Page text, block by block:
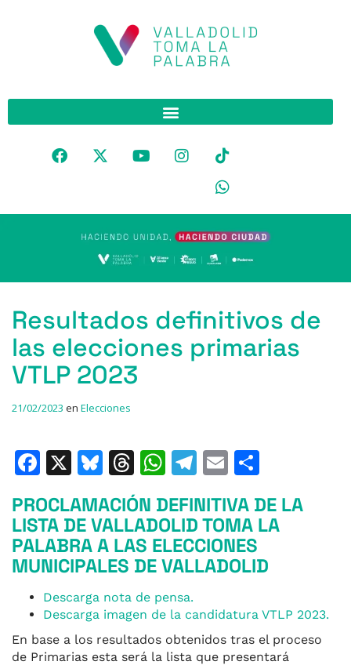
Resultados definitivos de
las elecciones primarias
VTLP 2023
21/02/2023 en Elecciones
F
c
e
b
o
o
k
X
Bl
e
s
k
y
T
h
re
a
d
s
W
at
s
A
p
p
T
e
gr
a
E
ai
l
m
p
ar
r
PROCLAMACIÓN DEFINITIVA DE LA
LISTA DE VALLADOLID TOMA LA
PALABRA A LAS ELECCIONES
MUNICIPALES DE VALLADOLID
Descarga nota de pensa.
Descarga imagen de la candidatura VTLP 2023.
En base a los resultados obtenidos tras el proceso
de Primarias esta será la lista que presentará